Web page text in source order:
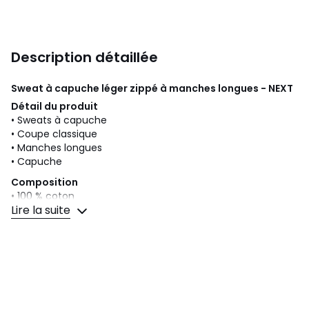
Description détaillée
Sweat à capuche léger zippé à manches longues - NEXT
Détail du produit
• Sweats à capuche
• Coupe classique
• Manches longues
• Capuche
Composition
• 100 % coton
Entretien du produit
Lire la suite